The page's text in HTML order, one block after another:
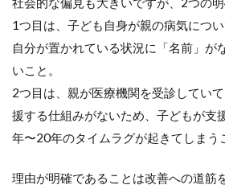
1つ目は、子ども自身が親の病気につい
自分が置かれている状況に「名前」が
いこと。
2つ目は、親が医療機関を受診してい
援する仕組みがないため、子どもが支
年〜20年のタイムラグが起きてしまう
理由が明確であることは改善への道筋